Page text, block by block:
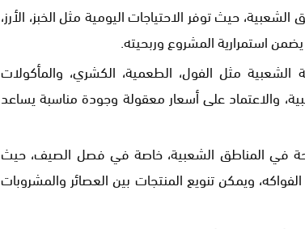
حيث توفر الاحتياجات اليومية مثل الخبز، الأرز،
استمرارية المشروع وربحيته.
مثل الفول، الطعمية، الكشري، والمأكولات
والاعتماد على أسعار معقولة وجودة مناسبة يساعد
في المناطق الشعبية، خاصة في فصل الصيف، حيث
ويمكن تنويع المنتجات بين العصائر والمشروبات